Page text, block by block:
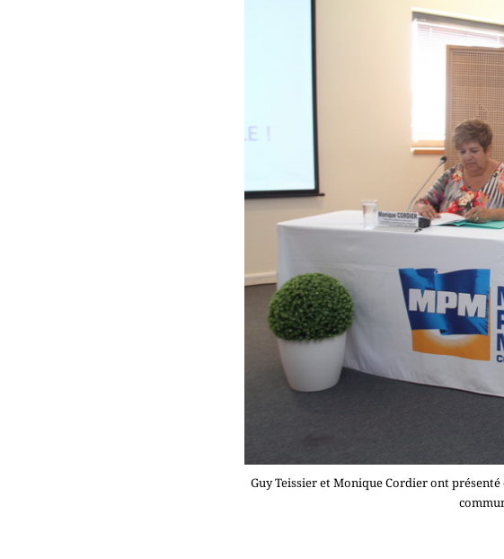
Guy Teissier et Monique Cordier ont